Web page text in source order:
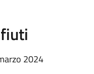
2024